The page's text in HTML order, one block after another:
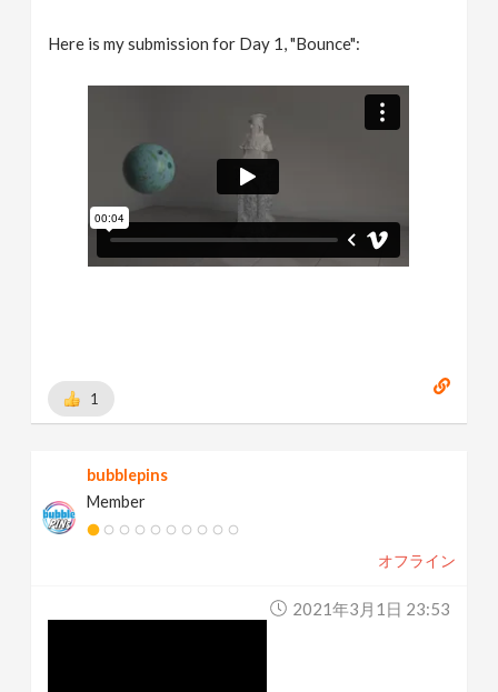
Here is my submission for Day 1, "Bounce":
1
bubblepins
Member
オフライン
2021年3月1日 23:53